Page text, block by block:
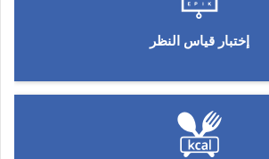
إختبار قياس النظر